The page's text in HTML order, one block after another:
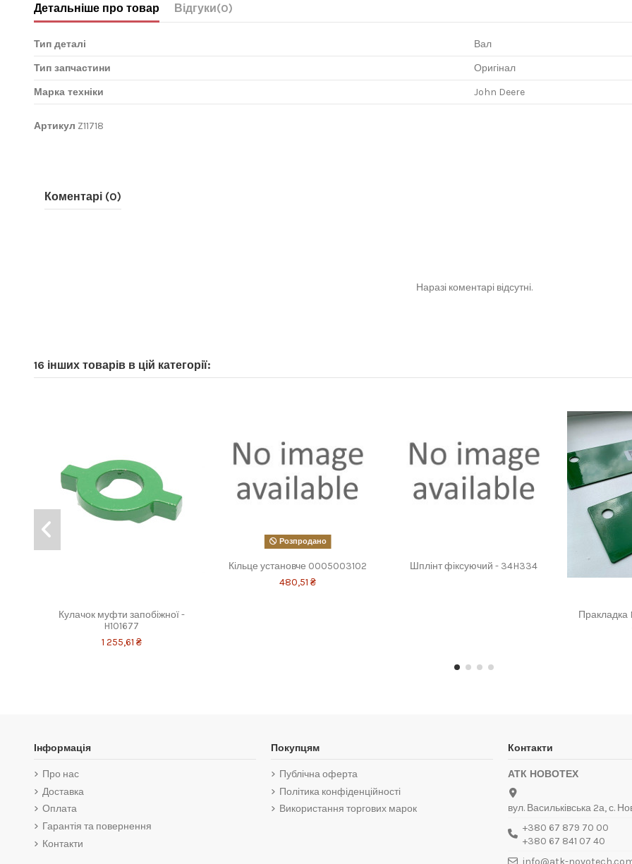
Детальніше про товар Відгуки(0)
Тип деталі
Вал
Тип запчастини
Оригінал
Марка техніки
John Deere
Артикул Z11718
Коментарі (0)
Наразі коментарі відсутні.
16 інших товарів в цій категорії:
Кулачок муфти запобіжної -
H101677
1 255,61 ₴
Розпродано
Кільце установче 0005003102
480,51 ₴
Шплінт фіксуючий - 34H334
Пракладка
Інформація
Про нас
Доставка
Оплата
Гарантія та повернення
Контакти
Покупцям
Публічна оферта
Політика конфіденційності
Використання торгових марок
Контакти
АТК НОВОТЕХ
вул. Васильківська 2а, с.
+380 67 879 70 00
+380 67 841 07 40